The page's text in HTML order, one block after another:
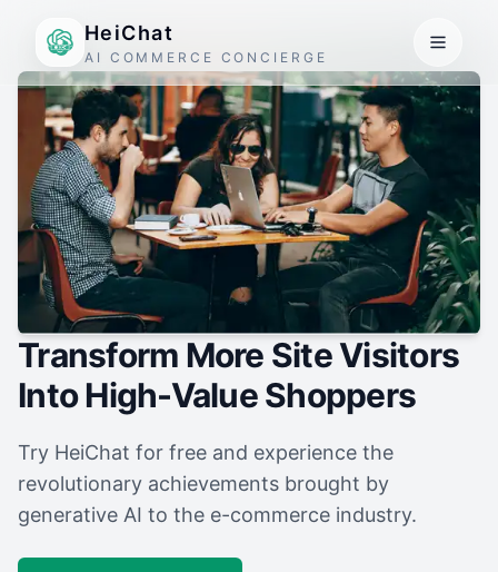
HeiChat
AI COMMERCE CONCIERGE
Transform More Site Visitors
Into High-Value Shoppers
Try HeiChat for free and experience the
revolutionary achievements brought by
generative AI to the e-commerce industry.